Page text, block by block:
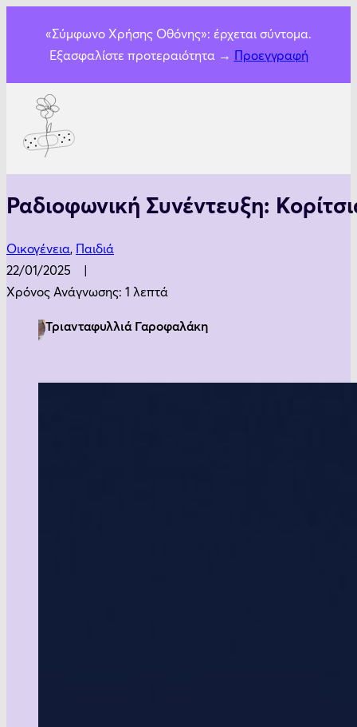
«Σύμφωνο Χρήσης Οθόνης»: έρχεται σύντομα.
Εξασφαλίστε προτεραιότητα → Προεγγραφή
Ραδιοφωνική Συνέντευξη:
Οικογένεια, Παιδιά
22/01/2025
Χρόνος Ανάγνωσης: 1 λεπτά
Τριανταφυλλιά Γαροφαλάκη